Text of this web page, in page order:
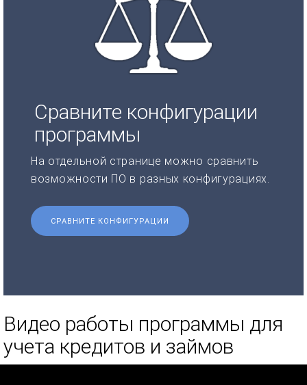
Сравните конфигурации
программы
На отдельной странице можно сравнить
возможности ПО в разных конфигурациях.
СРАВНИТЕ КОНФИГУРАЦИИ
Видео работы программы для
учета кредитов и займов